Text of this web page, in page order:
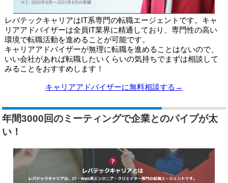
レバテックキャリアはIT系専門の転職エージェントです。キャ
リアアドバイザーは全員IT業界に精通しており、専門性の高い
環境で転職活動を進めることが可能です。
キャリアアドバイザーが無理に転職を進めることはないので、
いい会社があれば転職したいくらいの気持ちでまずは相談して
みることをおすすめします！
キャリアアドバイザーに無料相談する→
年間3000回のミーティングで企業とのパイプが太
い！